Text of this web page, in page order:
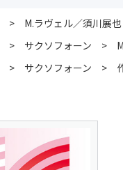
M.ラヴェル／須川展
サクソフォーン
サクソフォーン